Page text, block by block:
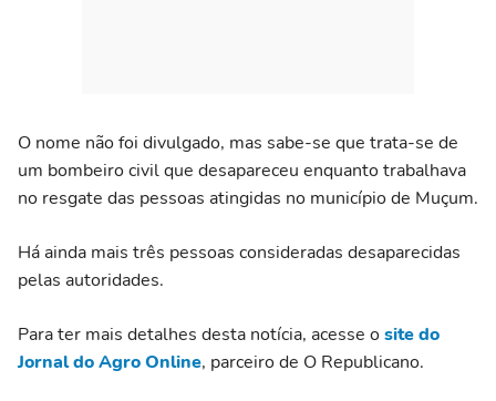
O nome não foi divulgado, mas sabe-se que trata-se de
um bombeiro civil que desapareceu enquanto trabalhava
no resgate das pessoas atingidas no município de Muçum.
Há ainda mais três pessoas consideradas desaparecidas
pelas autoridades.
Para ter mais detalhes desta notícia, acesse osite do
Jornal do Agro Online, parceiro de O Republicano.